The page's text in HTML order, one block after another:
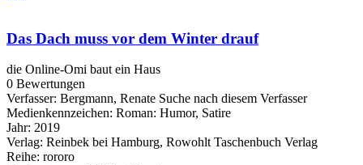
Das Dach muss vor dem Winter drauf
die Online-Omi baut ein Haus
0 Bewertungen
Verfasser: Bergmann, Renate Suche nach diesem Verfasser
Medienkennzeichen: Roman: Humor, Satire
Jahr: 2019
Verlag: Reinbek bei Hamburg, Rowohlt Taschenbuch Verlag
Reihe: rororo